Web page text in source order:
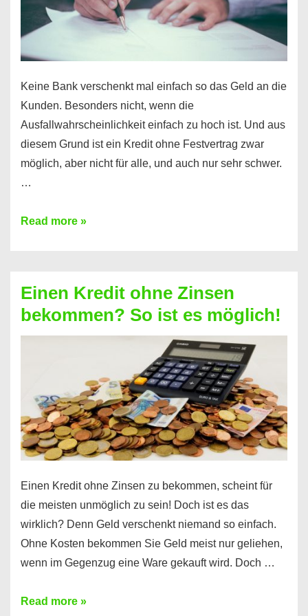
möglich!
Keine Bank verschenkt mal einfach so das Geld an die
Kunden. Besonders nicht, wenn die
Ausfallwahrscheinlichkeit einfach zu hoch ist. Und aus
diesem Grund ist ein Kredit ohne Festvertrag zwar
möglich, aber nicht für alle, und auch nur sehr schwer.
…
Ist
Festvertrag
für
jeden
erfahren
Sie
es
Read more »
Einen Kredit ohne Zinsen
bekommen? So ist es möglich!
Einen Kredit ohne Zinsen zu bekommen, scheint für
die meisten unmöglich zu sein! Doch ist es das
wirklich? Denn Geld verschenkt niemand so einfach.
Ohne Kosten bekommen Sie Geld meist nur geliehen,
wenn im Gegenzug eine Ware gekauft wird. Doch …
Einen
Read more »